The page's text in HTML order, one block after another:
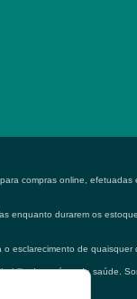
compras online,
enquanto durarem os
esclarecimento de quaisquer
na área de saúde.